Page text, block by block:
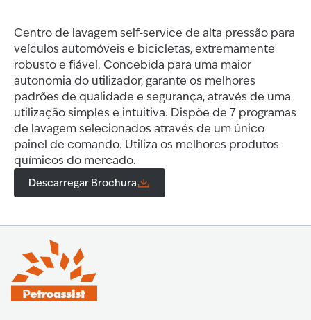
Centro de lavagem self-service de alta pressão para
veículos automóveis e bicicletas, extremamente
robusto e fiável. Concebida para uma maior
autonomia do utilizador, garante os melhores
padrões de qualidade e segurança, através de uma
utilização simples e intuitiva. Dispõe de 7 programas
de lavagem selecionados através de um único
painel de comando. Utiliza os melhores produtos
químicos do mercado.
Descarregar Brochura